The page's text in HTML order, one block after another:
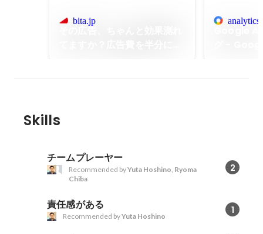
bita.jp
Skills
チームプレーヤー
2
Recommended byYuta Hoshino, Ryoma
Chiba
責任感がある 1
Recommended byYuta Hoshino